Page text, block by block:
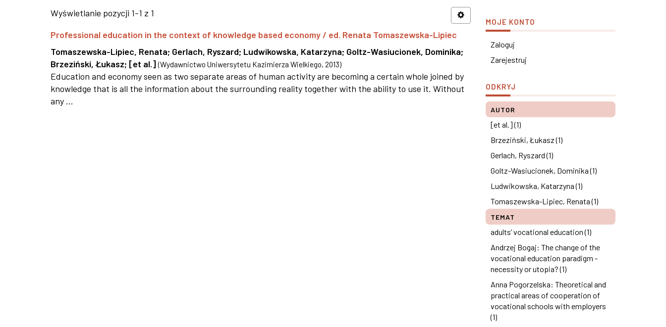
Wyświetlanie pozycji 1-1 z 1
Professional education in the context of knowledge based economy / ed. Renata Tomaszewska-Lipiec
Tomaszewska-Lipiec, Renata; Gerlach, Ryszard; Ludwikowska, Katarzyna; Goltz-Wasiucionek, Dominika;
Brzeziński, Łukasz; [et al.] (Wydawnictwo Uniwersytetu Kazimierza Wielkiego, 2013)
Education and economy seen as two separate areas of human activity are becoming a certain whole joined by
knowledge that is all the information about the surrounding reality together with the ability to use it. Without
any ...
MOJE KONTO
Zaloguj
Zarejestruj
ODKRYJ
AUTOR
[et al.] (1)
Brzeziński, Łukasz (1)
Gerlach, Ryszard (1)
Goltz-Wasiucionek, Dominika (1)
Ludwikowska, Katarzyna (1)
Tomaszewska-Lipiec, Renata (1)
TEMAT
adults’ vocational education (1)
Andrzej Bogaj: The change of the
vocational education paradigm -
necessity or utopia? (1)
Anna Pogorzelska: Theoretical and
practical areas of cooperation of
vocational schools with employers
(1)